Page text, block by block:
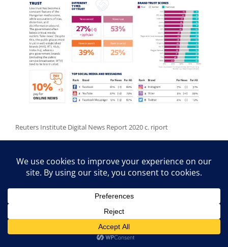
Reuters Institute Digital News Report 2020 c. riport
kirobbanásaelőtt készült.)
Bognár Évával és Forgács Mariannal átbeszéltük
aktualitásról is szó esett a műsorban, mely az
alábbi lejátszó segítségével visszahallgatható,
illetve podcastként a lenti linkre kattintva le is